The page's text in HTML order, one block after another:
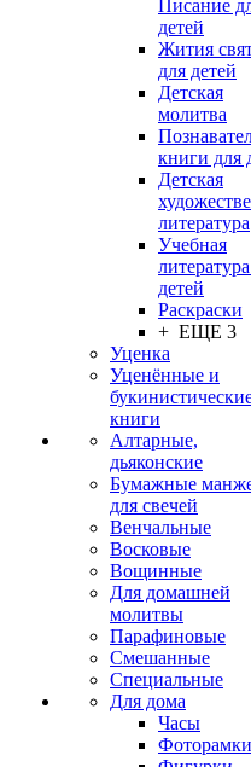
Писание
детей
Жития
для детей
Детская
молитва
книги для
Детская
литература
Учебная
детей
Раскраски
+ ЕЩЕ 3
Уценка
Уценённые и
книги
Алтарные,
дьяконские
Бумажные
для свечей
Венчальные
Восковые
Вощинные
Для домашней
молитвы
Парафиновые
Смешанные
Специальные
Для дома
Часы
Фоторамки